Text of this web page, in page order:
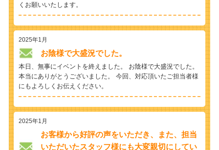
くお願いいたします。
2025年1月
お陰様で大盛況でした。
本日、無事にイベントを終えました。 お陰様で大盛況でした。
本当にありがとうございました。 今回、対応頂いたご担当者様
にもよろしくお伝えください。
2025年1月
お客様から好評の声をいただき、また、担当
いただいたスタッフ様にも大変親切にしてい